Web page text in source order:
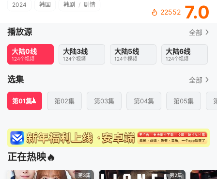
2024 韩国 韩剧 / 剧情
22552 7.0
播放源 全部
大陆0线
124个视频
大陆3线
124个视频
大陆5线
124个视频
大陆6线
124个视频
选集 全部
第01集 第02集 第03集 第04集 第05集
正在热映🔥
第3集 第2集